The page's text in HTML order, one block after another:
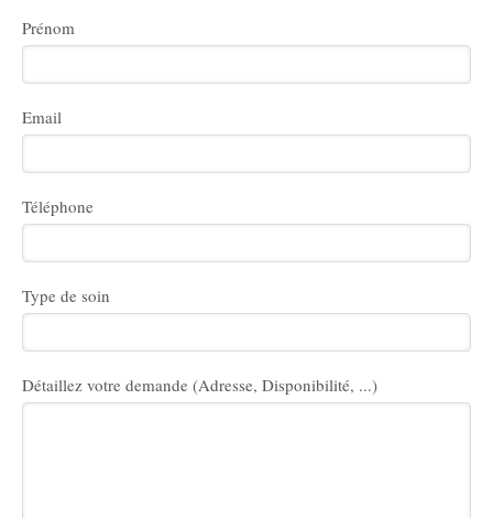
Prénom
Email
Téléphone
Type de soin
Détaillez votre demande (Adresse, Disponibilité, ...)